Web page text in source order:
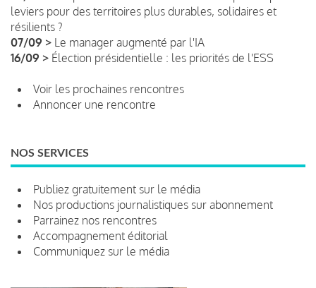
leviers pour des territoires plus durables, solidaires et
résilients ?
07/09 > Le manager augmenté par l'IA
16/09 > Élection présidentielle : les priorités de l'ESS
Voir les prochaines rencontres
Annoncer une rencontre
NOS SERVICES
Publiez gratuitement sur le média
Nos productions journalistiques sur abonnement
Parrainez nos rencontres
Accompagnement éditorial
Communiquez sur le média